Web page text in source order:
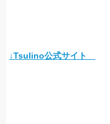
↓Tsulino公式サイト